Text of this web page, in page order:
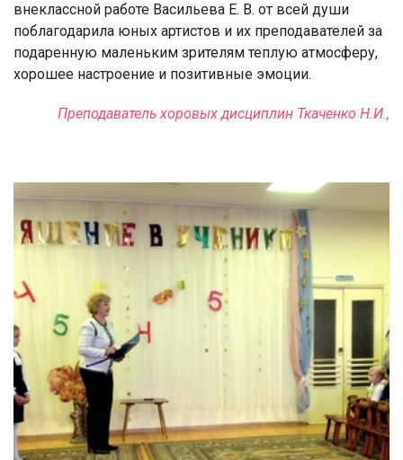
внеклассной работе Васильева Е. В. от всей души
поблагодарила юных артистов и их преподавателей за
подаренную маленьким зрителям теплую атмосферу,
хорошее настроение и позитивные эмоции.
Преподаватель хоровых дисциплин Ткаченко Н.И.,